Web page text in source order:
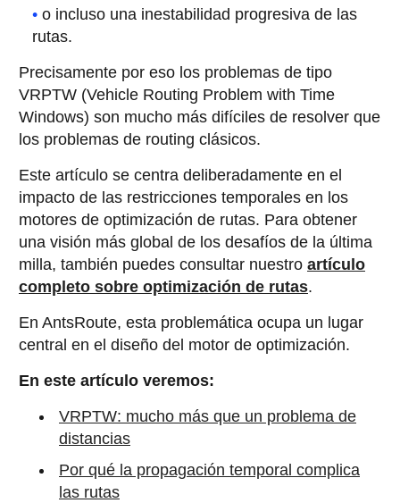
o incluso una inestabilidad progresiva de las
rutas.
Precisamente por eso los problemas de tipo
VRPTW (Vehicle Routing Problem with Time
Windows) son mucho más difíciles de resolver que
los problemas de routing clásicos.
Este artículo se centra deliberadamente en el
impacto de las restricciones temporales en los
motores de optimización de rutas. Para obtener
una visión más global de los desafíos de la última
milla, también puedes consultar nuestro artículo
completo sobre optimización de rutas.
En AntsRoute, esta problemática ocupa un lugar
central en el diseño del motor de optimización.
En este artículo veremos:
VRPTW: mucho más que un problema de
distancias
Por qué la propagación temporal complica
las rutas